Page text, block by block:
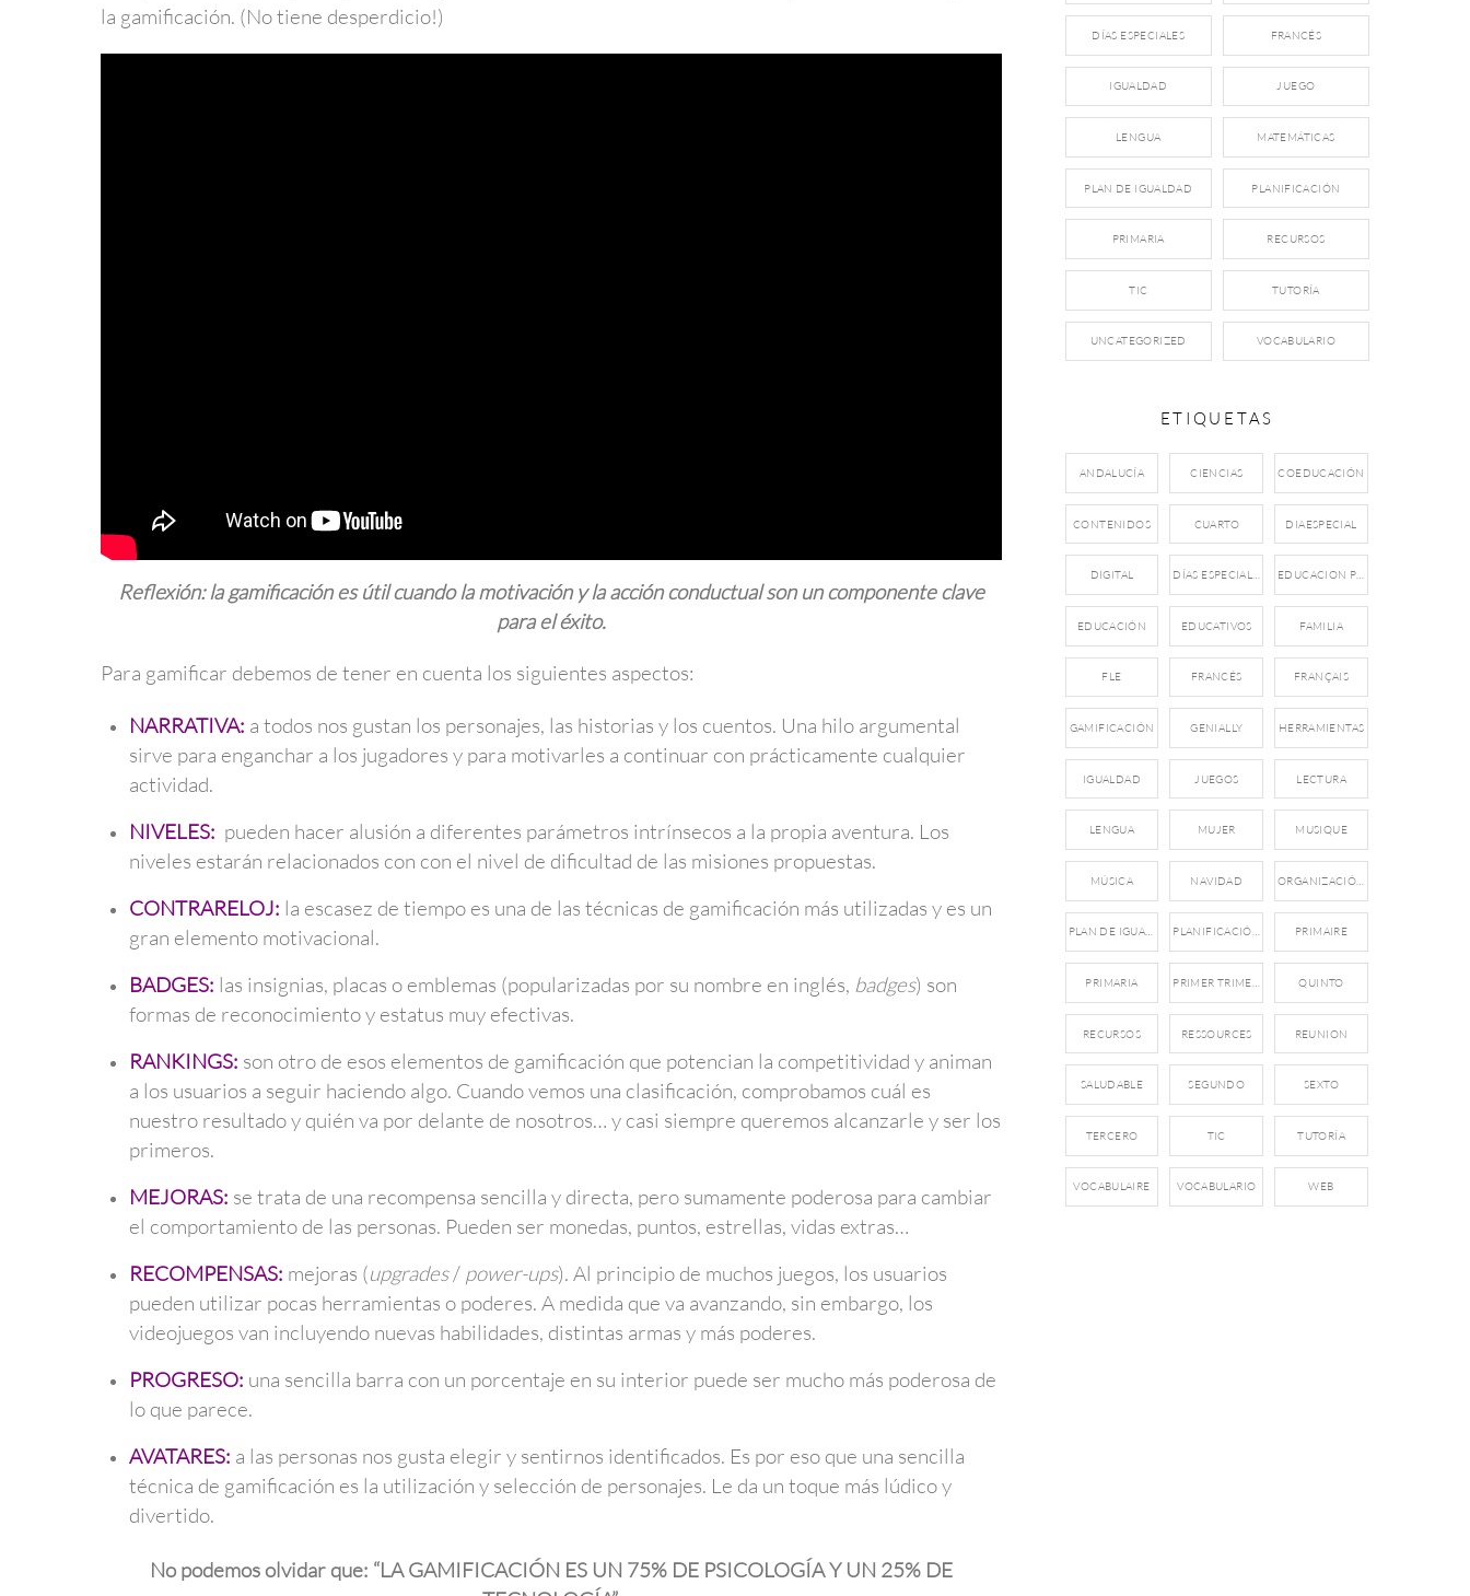
la gamificación. (No tiene desperdicio!)
Reflexión: la gamificación es útil cuando la motivación y la acción conductual son un componente clave
para el éxito.
Para gamificar debemos de tener en cuenta los siguientes aspectos:
NARRATIVA: a todos nos gustan los personajes, las historias y los cuentos. Una hilo argumental
sirve para enganchar a los jugadores y para motivarles a continuar con prácticamente cualquier
actividad.
NIVELES: pueden hacer alusión a diferentes parámetros intrínsecos a la propia aventura. Los
niveles estarán relacionados con con el nivel de dificultad de las misiones propuestas.
CONTRARELOJ: la escasez de tiempo es una de las técnicas de gamificación más utilizadas y es un
gran elemento motivacional.
BADGES: las insignias, placas o emblemas (popularizadas por su nombre en inglés, badges) son
formas de reconocimiento y estatus muy efectivas.
RANKINGS: son otro de esos elementos de gamificación que potencian la competitividad y animan
a los usuarios a seguir haciendo algo. Cuando vemos una clasificación, comprobamos cuál es
nuestro resultado y quién va por delante de nosotros… y casi siempre queremos alcanzarle y ser los
primeros.
MEJORAS: se trata de una recompensa sencilla y directa, pero sumamente poderosa para cambiar
el comportamiento de las personas. Pueden ser monedas, puntos, estrellas, vidas extras…
RECOMPENSAS: mejoras (upgrades/ power-ups). Al principio de muchos juegos, los usuarios
pueden utilizar pocas herramientas o poderes. A medida que va avanzando, sin embargo, los
videojuegos van incluyendo nuevas habilidades, distintas armas y más poderes.
PROGRESO: una sencilla barra con un porcentaje en su interior puede ser mucho más poderosa de
lo que parece.
AVATARES: a las personas nos gusta elegir y sentirnos identificados. Es por eso que una sencilla
técnica de gamificación es la utilización y selección de personajes. Le da un toque más lúdico y
divertido.
No podemos olvidar que: “LA GAMIFICACIÓN ES UN 75% DE PSICOLOGÍA Y UN 25% DE
DÍAS ESPECIALES FRANCÉS
IGUALDAD JUEGO
LENGUA MATEMÁTICAS
PLAN DE IGUALDAD PLANIFICACIÓN
PRIMARIA RECURSOS
TIC TUTORÍA
UNCATEGORIZED VOCABULARIO
ETIQUETAS
ANDALUCÍA CIENCIAS COEDUCACIÓN
CONTENIDOS CUARTO DIAESPECIAL
DIGITAL DÍAS ESPECIALES EDUCACION PRIMARIA
EDUCACIÓN EDUCATIVOS FAMILIA
FLE FRANCÉS FRANÇAIS
GAMIFICACIÓN GENIALLY HERRAMIENTAS
IGUALDAD JUEGOS LECTURA
LENGUA MUJER MUSIQUE
MÚSICA NAVIDAD
PLAN DE IGUALDAD PLANIFICACIÓN PRIMAIRE
PRIMARIA QUINTO
RECURSOS RESSOURCES REUNION
SALUDABLE SEGUNDO SEXTO
TERCERO TIC TUTORÍA
VOCABULAIRE VOCABULARIO WEB